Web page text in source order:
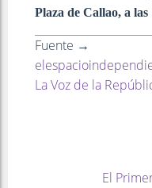
Plaza de Callao, a
Fuente →
La Voz de la
El